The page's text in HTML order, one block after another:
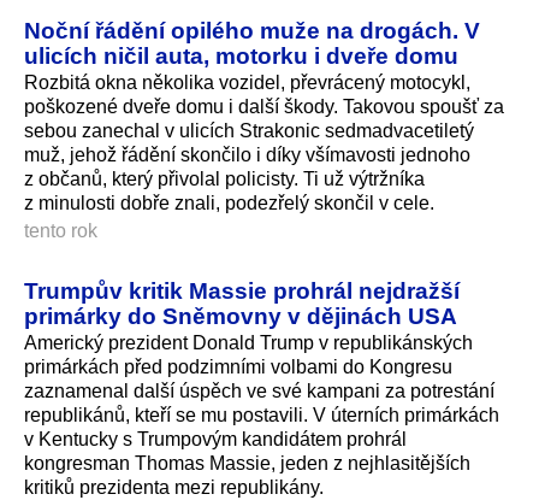
Noční řádění opilého muže na drogách. V
ulicích ničil auta, motorku i dveře domu
Rozbitá okna několika vozidel, převrácený motocykl,
poškozené dveře domu i další škody. Takovou spoušť za
sebou zanechal v ulicích Strakonic sedmadvacetiletý
muž, jehož řádění skončilo i díky všímavosti jednoho
z občanů, který přivolal policisty. Ti už výtržníka
z minulosti dobře znali, podezřelý skončil v cele.
tento rok
Trumpův kritik Massie prohrál nejdražší
primárky do Sněmovny v dějinách USA
Americký prezident Donald Trump v republikánských
primárkách před podzimními volbami do Kongresu
zaznamenal další úspěch ve své kampani za potrestání
republikánů, kteří se mu postavili. V úterních primárkách
v Kentucky s Trumpovým kandidátem prohrál
kongresman Thomas Massie, jeden z nejhlasitějších
kritiků prezidenta mezi republikány.